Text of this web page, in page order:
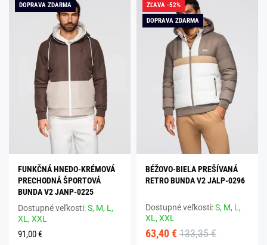
DOPRAVA ZDARMA
FUNKČNÁ HNEDO-KRÉMOVÁ
PRECHODNÁ ŠPORTOVÁ
BUNDA V2 JANP-0225
Dostupné veľkosti:S, M, L,
XL,XXL
91,00 €
ZĽAVA -52%
DOPRAVA ZDARMA
BÉŽOVO-BIELA PREŠÍVANÁ
RETRO BUNDA V2 JALP-0296
Dostupné veľkosti:S, M, L,
XL,XXL
63,40 € 133,35 €